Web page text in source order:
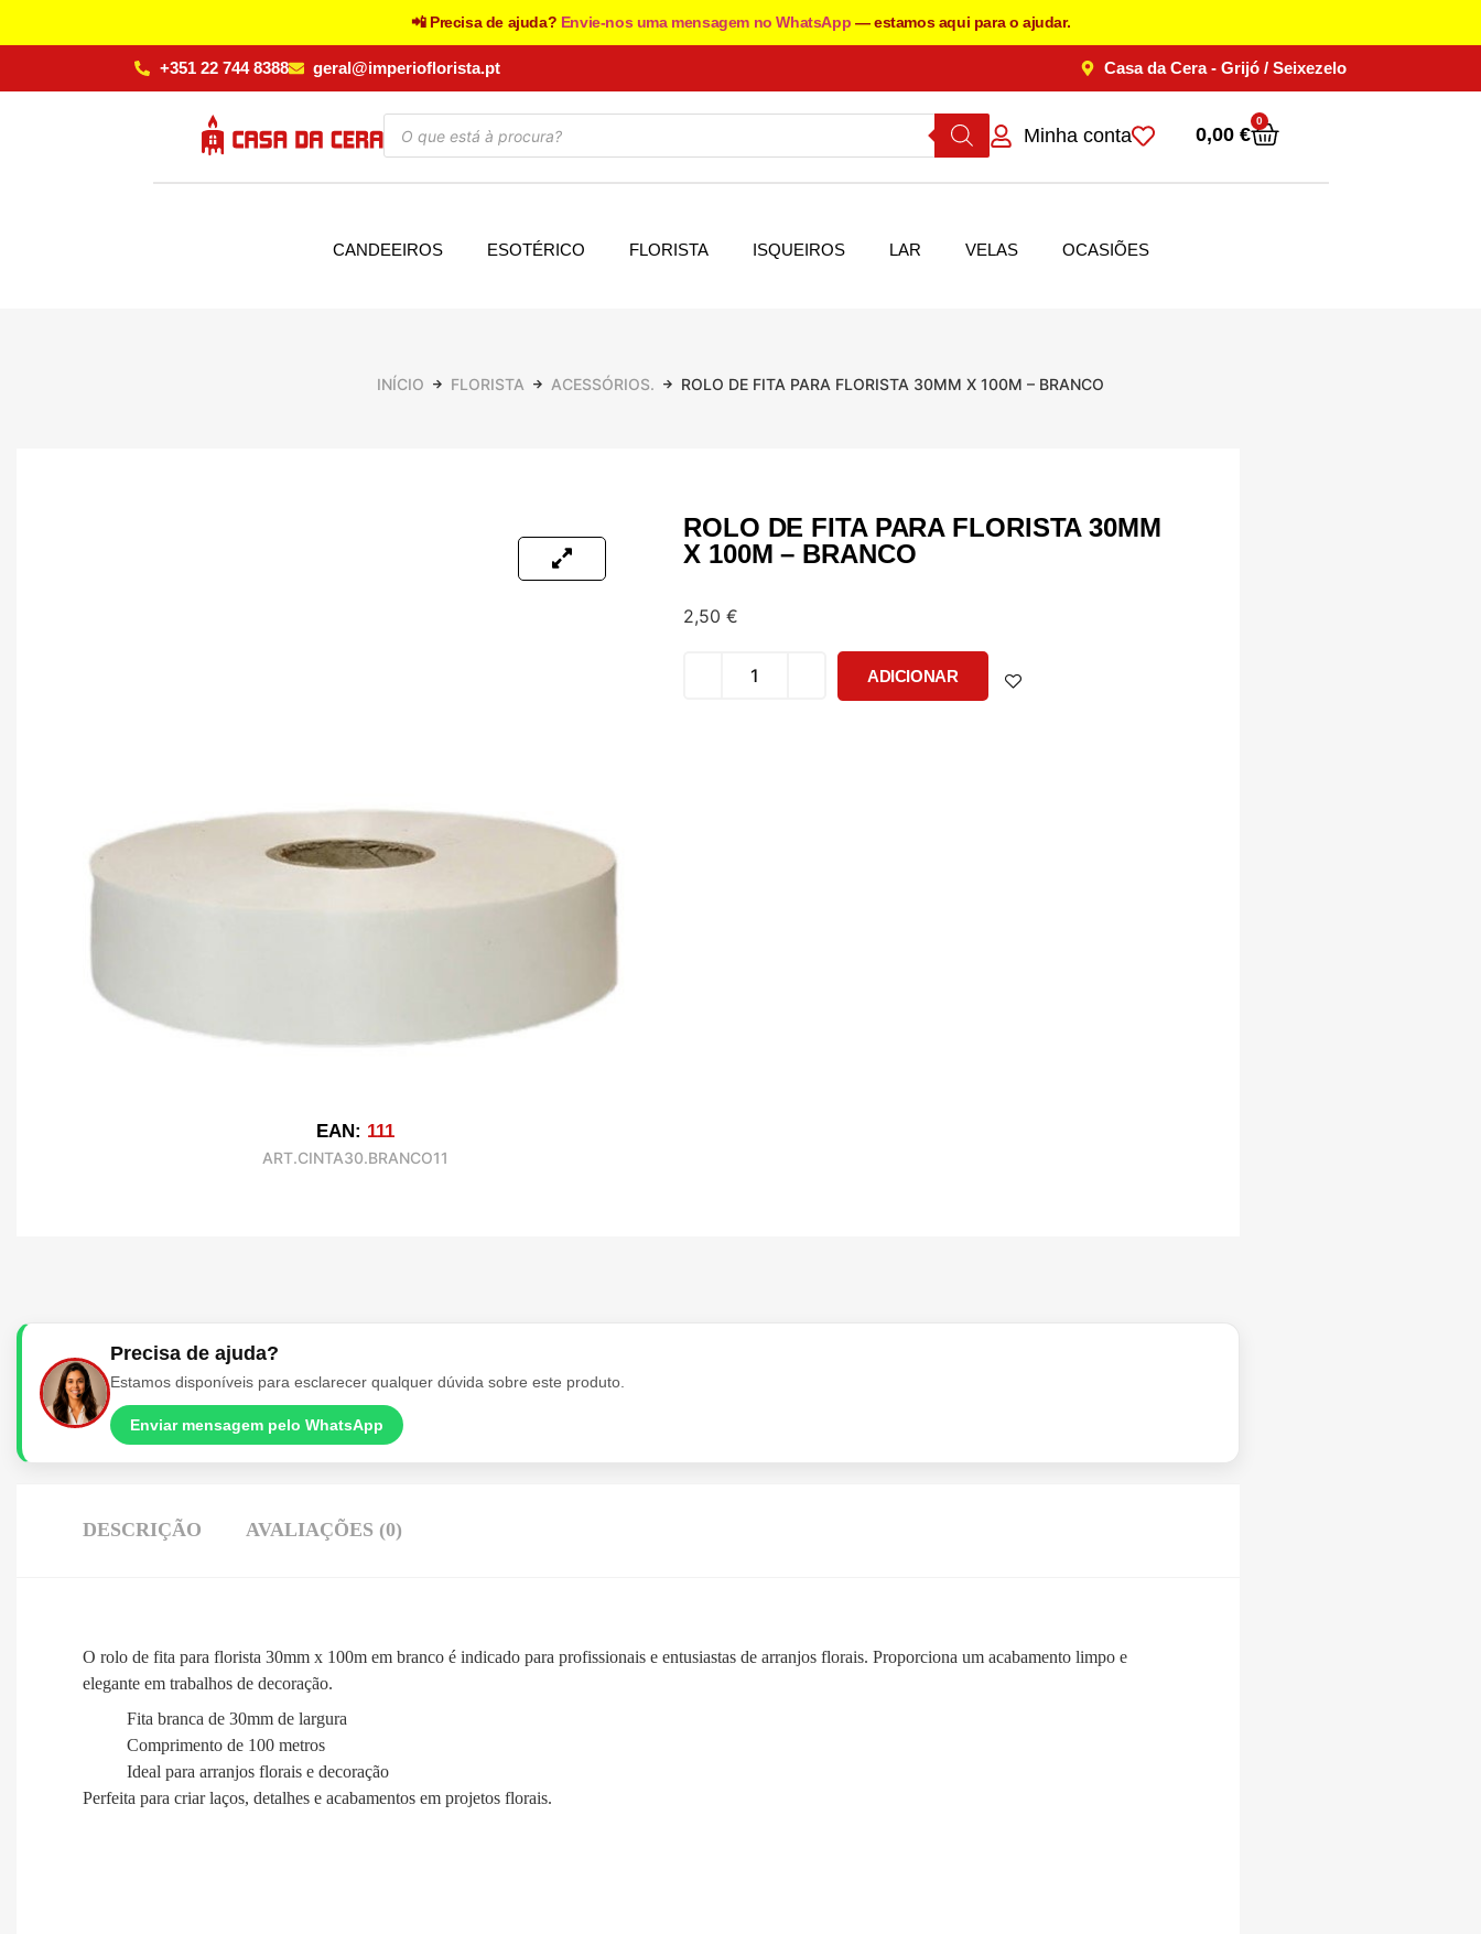
📲 Precisa de ajuda? Envie-nos uma mensagem no WhatsApp — estamos aqui para o ajudar.
+351 22 744 8388 geral@imperioflorista.pt Casa da Cera - Grijó / Seixezelo
Minha conta 0,00 €
0
CANDEEIROS ESOTÉRICO FLORISTA ISQUEIROS LAR VELAS OCASIÕES
INÍCIO FLORISTA ACESSÓRIOS. ROLO DE FITA PARA FLORISTA 30MM X 100M – BRANCO
EAN: 111
ART.CINTA30.BRANCO11
ROLO DE FITA PARA FLORISTA 30MM
X 100M – BRANCO
2,50 €
ADICIONAR
Precisa de ajuda?
Estamos disponíveis para esclarecer qualquer dúvida sobre este produto.
Enviar mensagem pelo WhatsApp
DESCRIÇÃO AVALIAÇÕES (0)
O rolo de fita para florista 30mm x 100m em branco é indicado para profissionais e entusiastas de arranjos florais. Proporciona um acabamento limpo e
elegante em trabalhos de decoração.
Fita branca de 30mm de largura
Comprimento de 100 metros
Ideal para arranjos florais e decoração
Perfeita para criar laços, detalhes e acabamentos em projetos florais.